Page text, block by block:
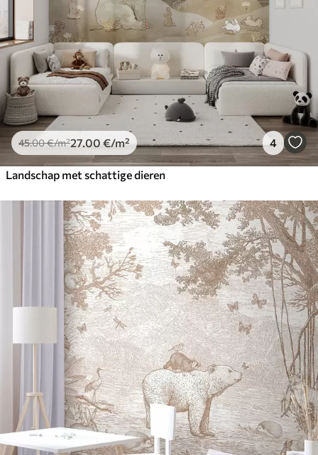
45.00€/m²27.00 €/m² 4
Landschap met schattige dieren